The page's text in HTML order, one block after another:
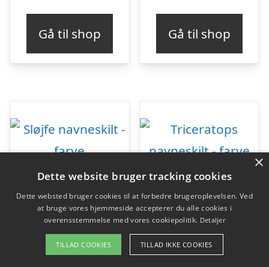
Gå til shop Gå til shop
×
Dette website bruger tracking cookies
Dette websted bruger cookies til at forbedre brugeroplevelsen. Ved
at bruge vores hjemmeside accepterer du alle cookies i
overensstemmelse med vores cookiepolitik. Detaljer
TILLAD COOKIES TILLAD IKKE COOKIES